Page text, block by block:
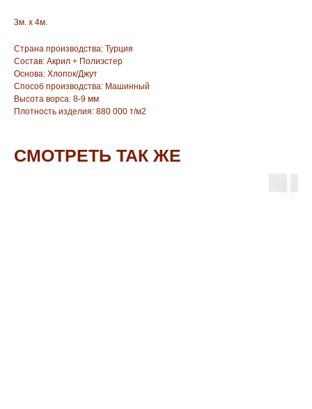
3м. х 4м.
Страна производства: Турция
Состав: Акрил + Полиэстер
Основа: Хлопок/Джут
Способ производства: Машинный
Высота ворса: 8-9 мм
Плотность изделия: 880 000 т/м2
СМОТРЕТЬ ТАК ЖЕ